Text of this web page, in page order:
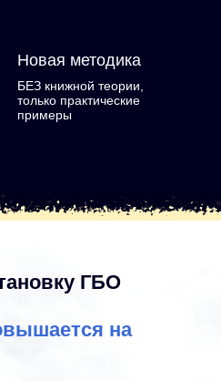
Новая методика
БЕЗ книжной теории,
только практические
примеры
ГБО
на